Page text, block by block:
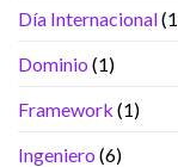
Día Internacional
Dominio (1)
Framework (1)
Ingeniero (6)